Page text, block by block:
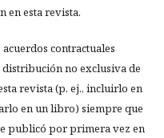
en esta revista.
contractuales
no exclusiva de
revista (p. ej., incluirlo en
en un libro) siempre que
publicó por primera vez en